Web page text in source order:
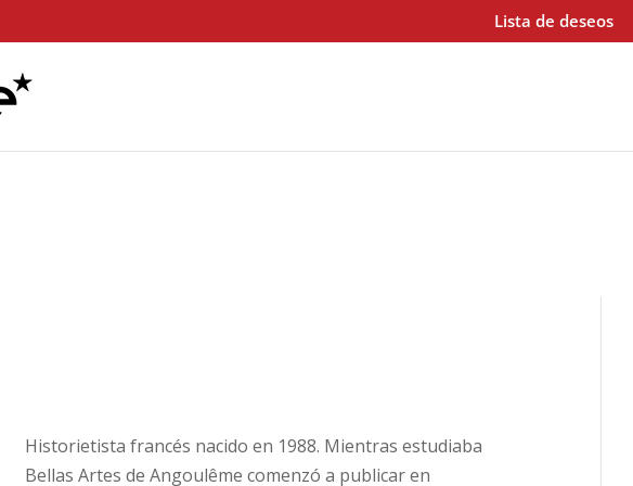
Lista de deseos
Historietista francés nacido en 1988. Mientras estudiaba
Bellas Artes de Angoulême comenzó a publicar en